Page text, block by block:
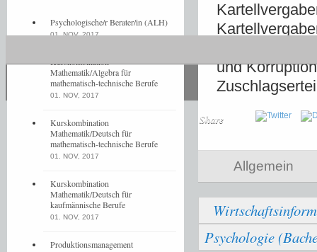
und
Share
Allgemein
Psychologie
Psychologische/r Berater/in (ALH)
01. NOV, 2017
Kurskombination
Mathematik/Algebra für
mathematisch-technische Berufe
01. NOV, 2017
Kurskombination
Mathematik/Deutsch für
mathematisch-technische Berufe
01. NOV, 2017
Kurskombination
Mathematik/Deutsch für
kaufmännische Berufe
01. NOV, 2017
Produktionsmanagement